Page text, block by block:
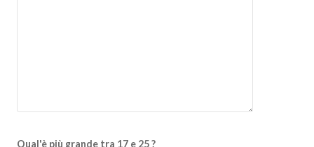
Qual'è più grande tra 17 e 25 ?